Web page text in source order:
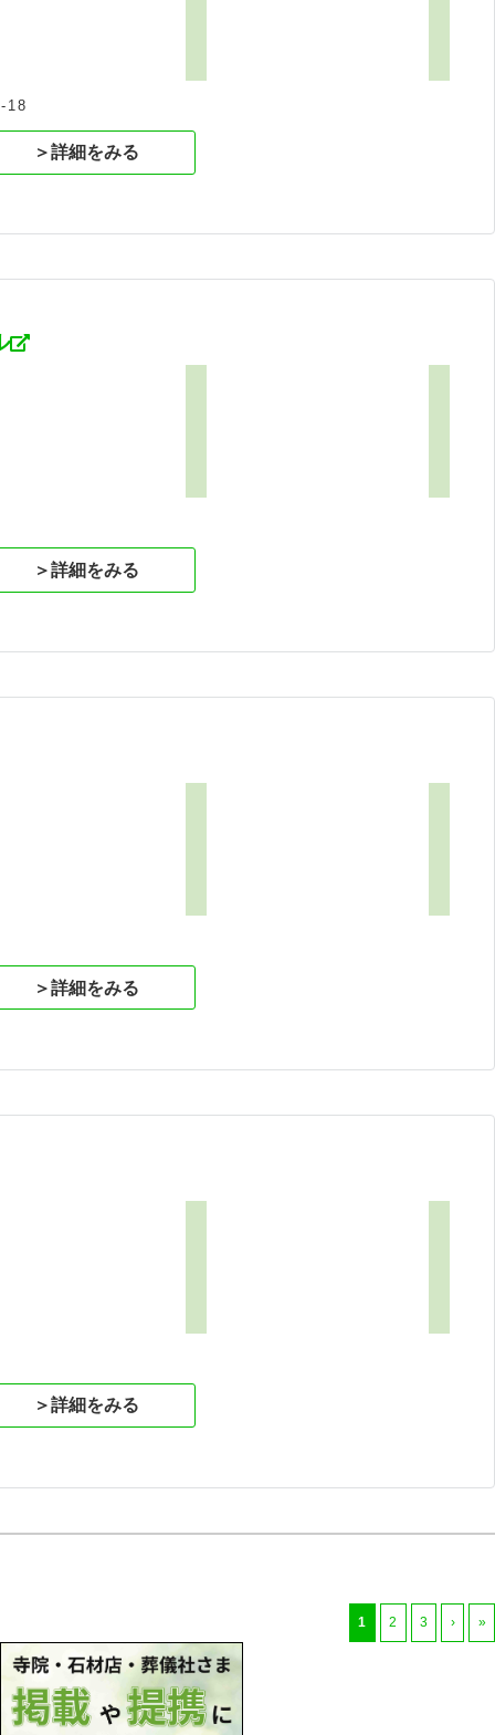
18
＞詳細をみる
＞詳細をみる
＞詳細をみる
＞詳細をみる
1 2 3 › »